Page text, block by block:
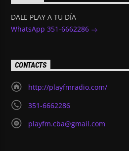
DALE PLAY A TU DÍA
WhatsApp 351-6662286
CONTACTS
http://playfmradio.com/
351-6662286
playfm.cba@gmail.com